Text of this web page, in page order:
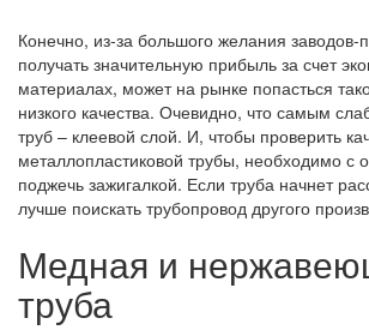
Конечно, из-за большого желания заводов-
получать значительную прибыль за счет
материалах, может на рынке попасться
низкого качества. Очевидно, что самым
труб – клеевой слой. И, чтобы проверить
металлопластиковой трубы, необходимо с
поджечь зажигалкой. Если труба начнет
лучше поискать трубопровод другого
Медная и
труба